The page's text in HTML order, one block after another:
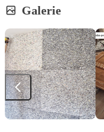
Galerie